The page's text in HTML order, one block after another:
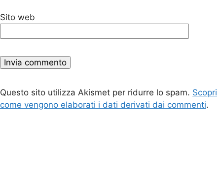
Sito web
Questo sito utilizza Akismet per ridurre lo spam. Scopri
come vengono elaborati i dati derivati dai commenti.